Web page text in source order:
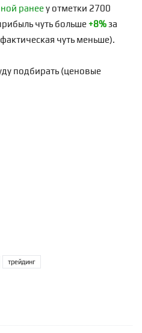
ранееу отметки 2700
чуть больше +8% за
чуть меньше).
подбирать (ценовые
трейдинг